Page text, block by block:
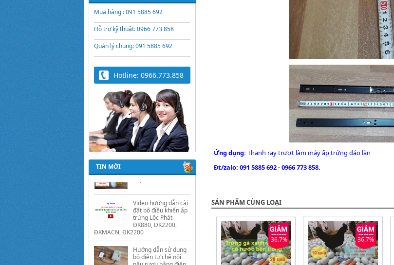
Ứng dụng: Thanh ray trượt làm máy ấp trứng đảo lăn
Đt/zalo: 091 5885 692 - 0966 773 858.
SẢN PHẨM CÙNG LOẠI
36.7% 36.7%
Mua hàng : 091 5885 692
Hỗ trợ kỹ thuật: 0966 773 858
Quản lý chung: 091 5885 692
Hotline: 0966.773.858
TIN MỚI
Trứng Giả Lộc Phát
Có Nước - Giải Pháp
Ấp Hiệu Quả Cho Gà,
Vịt, Bồ Câu
Video hướng dẫn cài
trứng Lộc Phát
ĐK880, DK2200,
ĐKMACN, ĐK2200
Hướng dẫn sử dụng
bộ điện tự chế nồi
nấu rượu bằng điện
tự động Lộc Phát
Hướng dẫn sử dụng